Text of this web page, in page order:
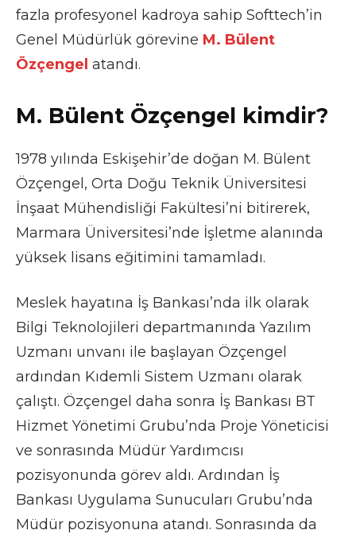
fazla profesyonel kadroya sahip Softtech’in
Genel Müdürlük görevine M. Bülent
Özçengel atandı.
M. Bülent Özçengel kimdir?
1978 yılında Eskişehir’de doğan M. Bülent
Özçengel, Orta Doğu Teknik Üniversitesi
İnşaat Mühendisliği Fakültesi’ni bitirerek,
Marmara Üniversitesi’nde İşletme alanında
yüksek lisans eğitimini tamamladı.
Meslek hayatına İş Bankası’nda ilk olarak
Bilgi Teknolojileri departmanında Yazılım
Uzmanı unvanı ile başlayan Özçengel
ardından Kıdemli Sistem Uzmanı olarak
çalıştı. Özçengel daha sonra İş Bankası BT
Hizmet Yönetimi Grubu’nda Proje Yöneticisi
ve sonrasında Müdür Yardımcısı
pozisyonunda görev aldı. Ardından İş
Bankası Uygulama Sunucuları Grubu’nda
Müdür pozisyonuna atandı. Sonrasında da